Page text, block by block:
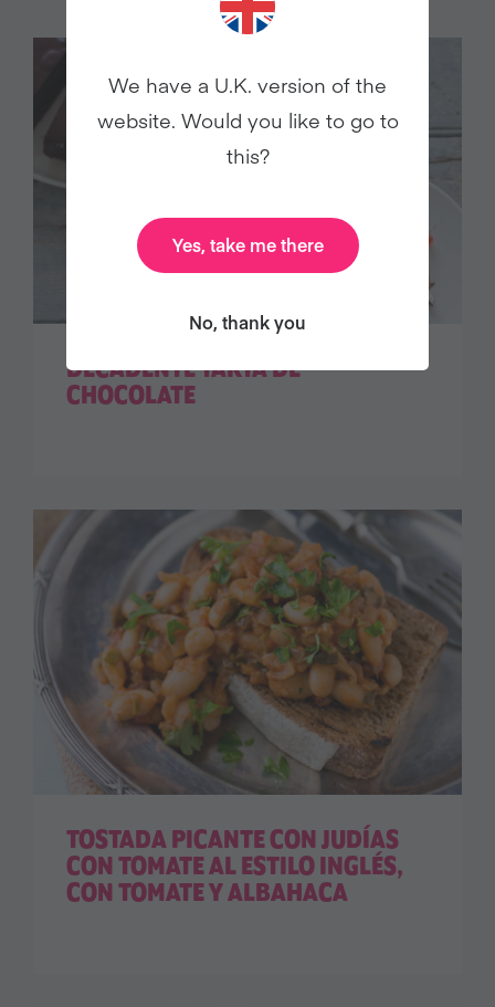
DECADENTE TARTA DE
CHOCOLATE
TOSTADA PICANTE CON JUDÍAS
CON TOMATE AL ESTILO INGLÉS,
CON TOMATE Y ALBAHACA
We have a U.K. version of the
website. Would you like to go to
this?
Yes, take me there
No, thank you